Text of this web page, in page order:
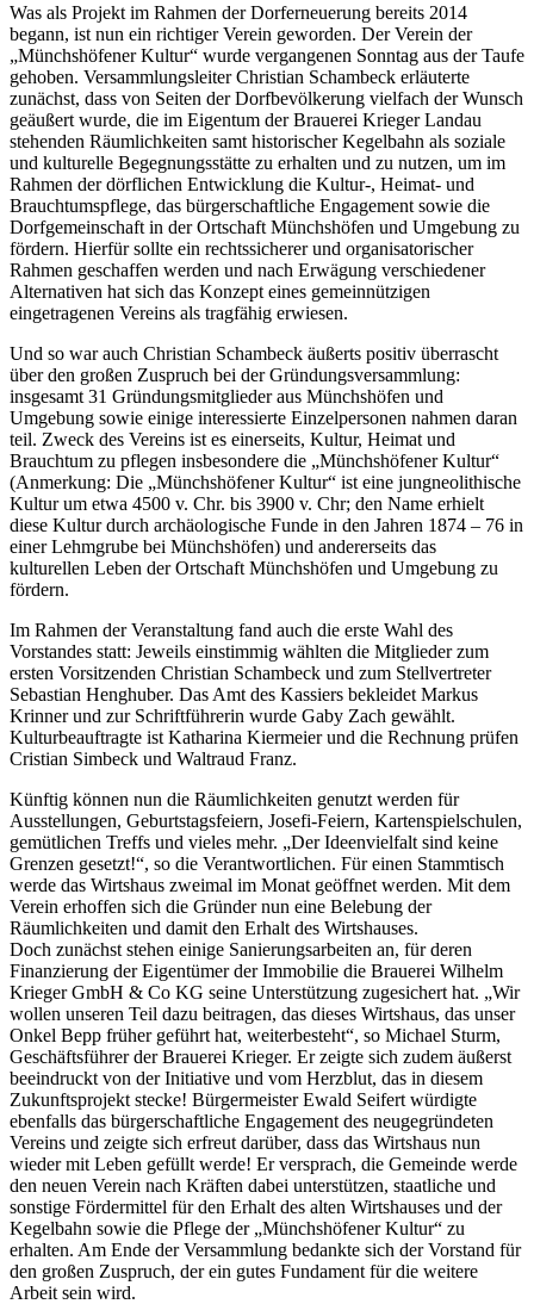
Was als Projekt im Rahmen der Dorferneuerung bereits 2014
begann, ist nun ein richtiger Verein geworden. Der Verein der
„Münchshöfener Kultur“ wurde vergangenen Sonntag aus der Taufe
gehoben. Versammlungsleiter Christian Schambeck erläuterte
zunächst, dass von Seiten der Dorfbevölkerung vielfach der Wunsch
geäußert wurde, die im Eigentum der Brauerei Krieger Landau
stehenden Räumlichkeiten samt historischer Kegelbahn als soziale
und kulturelle Begegnungsstätte zu erhalten und zu nutzen, um im
Rahmen der dörflichen Entwicklung die Kultur-, Heimat- und
Brauchtumspflege, das bürgerschaftliche Engagement sowie die
Dorfgemeinschaft in der Ortschaft Münchshöfen und Umgebung zu
fördern. Hierfür sollte ein rechtssicherer und organisatorischer
Rahmen geschaffen werden und nach Erwägung verschiedener
Alternativen hat sich das Konzept eines gemeinnützigen
eingetragenen Vereins als tragfähig erwiesen.
Und so war auch Christian Schambeck äußerts positiv überrascht
über den großen Zuspruch bei der Gründungsversammlung:
insgesamt 31 Gründungsmitglieder aus Münchshöfen und
Umgebung sowie einige interessierte Einzelpersonen nahmen daran
teil. Zweck des Vereins ist es einerseits, Kultur, Heimat und
Brauchtum zu pflegen insbesondere die „Münchshöfener Kultur“
(Anmerkung: Die „Münchshöfener Kultur“ ist eine jungneolithische
Kultur um etwa 4500 v. Chr. bis 3900 v. Chr; den Name erhielt
diese Kultur durch archäologische Funde in den Jahren 1874 – 76 in
einer Lehmgrube bei Münchshöfen) und andererseits das
kulturellen Leben der Ortschaft Münchshöfen und Umgebung zu
fördern.
Im Rahmen der Veranstaltung fand auch die erste Wahl des
Vorstandes statt: Jeweils einstimmig wählten die Mitglieder zum
ersten Vorsitzenden Christian Schambeck und zum Stellvertreter
Sebastian Henghuber. Das Amt des Kassiers bekleidet Markus
Krinner und zur Schriftführerin wurde Gaby Zach gewählt.
Kulturbeauftragte ist Katharina Kiermeier und die Rechnung prüfen
Cristian Simbeck und Waltraud Franz.
Künftig können nun die Räumlichkeiten genutzt werden für
Ausstellungen, Geburtstagsfeiern, Josefi-Feiern, Kartenspielschulen,
gemütlichen Treffs und vieles mehr. „Der Ideenvielfalt sind keine
Grenzen gesetzt!“, so die Verantwortlichen. Für einen Stammtisch
werde das Wirtshaus zweimal im Monat geöffnet werden. Mit dem
Verein erhoffen sich die Gründer nun eine Belebung der
Räumlichkeiten und damit den Erhalt des Wirtshauses.
Doch zunächst stehen einige Sanierungsarbeiten an, für deren
Finanzierung der Eigentümer der Immobilie die Brauerei Wilhelm
Krieger GmbH & Co KG seine Unterstützung zugesichert hat. „Wir
wollen unseren Teil dazu beitragen, das dieses Wirtshaus, das unser
Onkel Bepp früher geführt hat, weiterbesteht“, so Michael Sturm,
Geschäftsführer der Brauerei Krieger. Er zeigte sich zudem äußerst
beeindruckt von der Initiative und vom Herzblut, das in diesem
Zukunftsprojekt stecke! Bürgermeister Ewald Seifert würdigte
ebenfalls das bürgerschaftliche Engagement des neugegründeten
Vereins und zeigte sich erfreut darüber, dass das Wirtshaus nun
wieder mit Leben gefüllt werde! Er versprach, die Gemeinde werde
den neuen Verein nach Kräften dabei unterstützen, staatliche und
sonstige Fördermittel für den Erhalt des alten Wirtshauses und der
Kegelbahn sowie die Pflege der „Münchshöfener Kultur“ zu
erhalten. Am Ende der Versammlung bedankte sich der Vorstand für
den großen Zuspruch, der ein gutes Fundament für die weitere
Arbeit sein wird.